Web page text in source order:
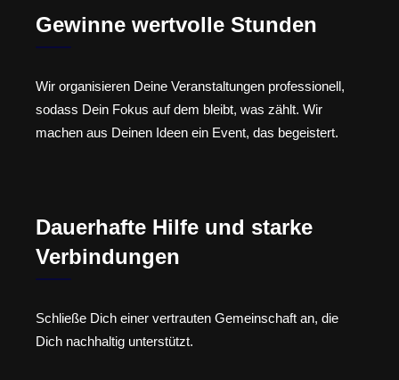
Gewinne wertvolle Stunden
Wir organisieren Deine Veranstaltungen professionell,
sodass Dein Fokus auf dem bleibt, was zählt. Wir
machen aus Deinen Ideen ein Event, das begeistert.
Dauerhafte Hilfe und starke
Verbindungen
Schließe Dich einer vertrauten Gemeinschaft an, die
Dich nachhaltig unterstützt.